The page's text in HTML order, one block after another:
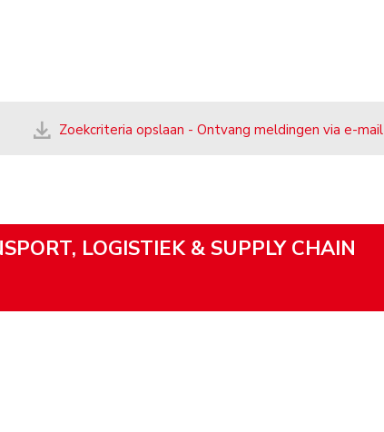
Zoekcriteria opslaan - Ontvang meldingen via e-mail
LOGISTIEK & SUPPLY CHAIN